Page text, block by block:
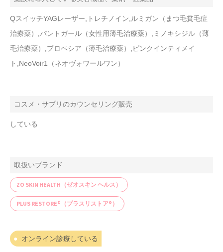
QスイッチYAGレーザー,トレチノイン,ルミガン（まつ毛貧毛症
治療薬）,パントガール（女性用薄毛治療薬）,ミノキシジル（薄
毛治療薬）,プロペシア（薄毛治療薬）,ピンクインティメイ
ト,NeoVoir1（ネオヴォワールワン）
コスメ・サプリのカウンセリング販売
している
取扱いブランド
ZO SKIN HEALTH（ゼオスキン ヘルス）
PLUS RESTORE®（プラスリストア®）
オンライン診療している